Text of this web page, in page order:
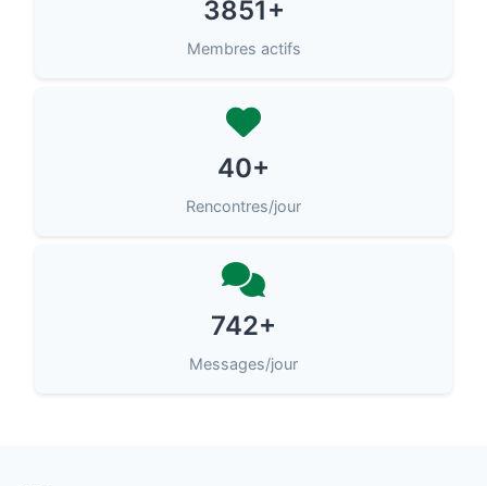
3851+
Membres actifs
40+
Rencontres/jour
742+
Messages/jour